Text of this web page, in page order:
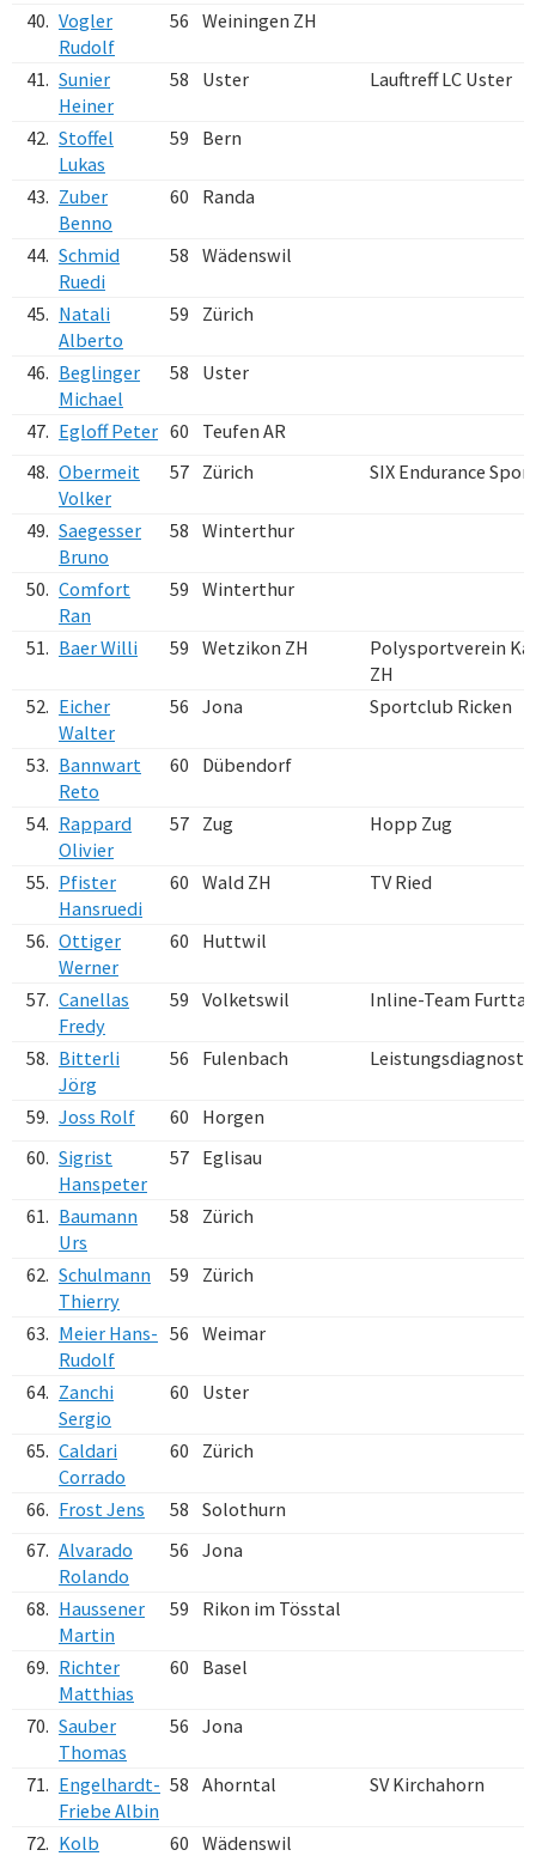
40. Vogler
Rudolf
56 Weiningen ZH
41. Sunier
Heiner
58 Uster Lauftreff LC Uster
42. Stoffel
Lukas
59 Bern
43. Zuber
Benno
60 Randa
44. Schmid
Ruedi
58 Wädenswil
45. Natali
Alberto
59 Zürich
46. Beglinger
Michael
58 Uster
47. Egloff Peter 60
Teufen AR
48. Obermeit
Volker
57 Zürich SIX Endurance
49. Saegesser
Bruno
58 Winterthur
50. Comfort
Ran
59 Winterthur
51. Baer Willi 59 Wetzikon ZH
Polysportverein
ZH
52. Eicher
Walter
56 Jona Sportclub Ricken
53. Bannwart
Reto
60 Dübendorf
54. Rappard
Olivier
57 Zug Hopp Zug
55. Pfister
Hansruedi
60 Wald ZH TV Ried
56. Ottiger
Werner
60 Huttwil
57. Canellas
Fredy
59 Volketswil Inline-Team Furttal
58. Bitterli
Jörg
56 Fulenbach
59. Joss Rolf 60
Horgen
60. Sigrist
Hanspeter
57 Eglisau
61. Baumann
Urs
58 Zürich
62. Schulmann
Thierry
59 Zürich
63. Meier Hans-
Rudolf
56 Weimar
64. Zanchi
Sergio
60 Uster
65. Caldari
Corrado
60 Zürich
66. Frost Jens 58 Solothurn
67. Alvarado
Rolando
56 Jona
68. Haussener
Martin
59 Rikon im Tösstal
69. Richter
Matthias
60 Basel
70. Sauber
Thomas
56 Jona
71. Engelhardt-
Friebe Albin
58 Ahorntal SV Kirchahorn
72. Kolb
60 Wädenswil